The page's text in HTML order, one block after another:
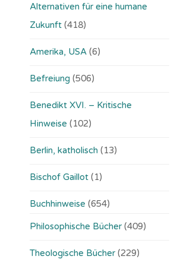
Alternativen für eine humane
Zukunft (418)
Amerika, USA (6)
Befreiung (506)
Benedikt XVI. – Kritische
Hinweise (102)
Berlin, katholisch (13)
Bischof Gaillot (1)
Buchhinweise (654)
Philosophische Bücher (409)
Theologische Bücher (229)